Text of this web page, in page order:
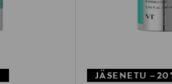
JÄSENETU